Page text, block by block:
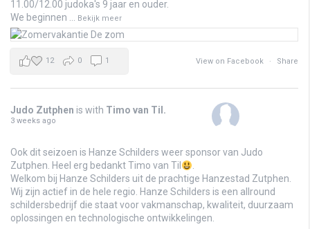
11.00/12.00 judoka's 9 jaar en ouder.
We beginnen ... Bekijk meer
View on Facebook · Share
12 0 1
Judo Zutphen is with Timo van Til .
3 weeks ago
Ook dit seizoen is Hanze Schilders weer sponsor van Judo
Zutphen. Heel erg bedankt Timo van Til
.
Welkom bij Hanze Schilders uit de prachtige Hanzestad Zutphen.
Wij zijn actief in de hele regio. Hanze Schilders is een allround
schildersbedrijf die staat voor vakmanschap, kwaliteit, duurzaam
oplossingen en technologische ontwikkelingen.